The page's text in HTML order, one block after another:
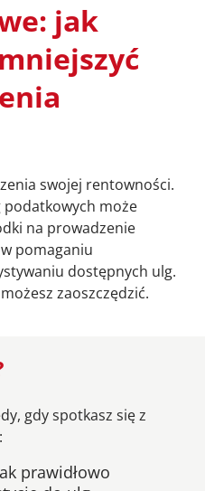
jak
swojej rentowności.
podatkowych może
na prowadzenie
pomaganiu
dostępnych ulg.
zaoszczędzić.
gdy spotkasz się z
prawidłowo